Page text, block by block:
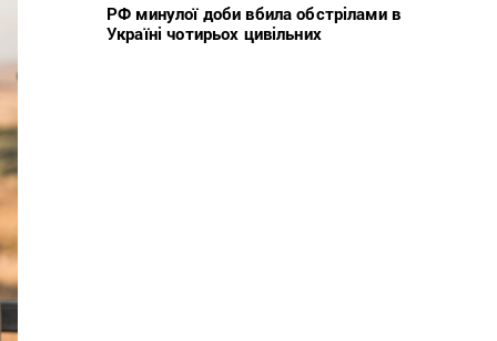
РФ минулої доби вбила обстрілами в
Україні чотирьох цивільних